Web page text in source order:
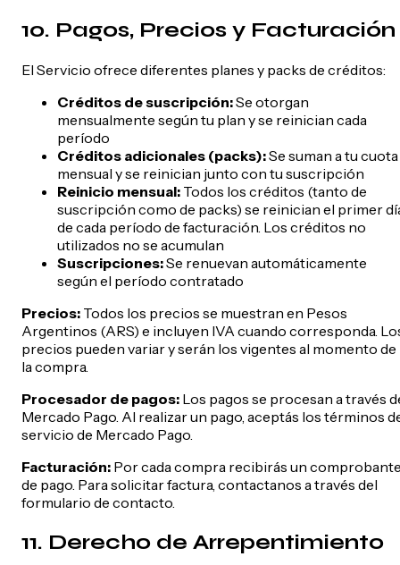
10. Pagos, Precios y Facturación
El Servicio ofrece diferentes planes y packs de créditos:
Créditos de suscripción:Se otorgan
mensualmente según tu plan y se reinician cada
período
Créditos adicionales (packs):Se suman a tu cuota
mensual y se reinician junto con tu suscripción
Reinicio mensual: Todos los créditos (tanto de
suscripción como de packs) se reinician el primer
de cada período de facturación. Los créditos no
utilizados no se acumulan
Suscripciones:Se renuevan automáticamente
según el período contratado
Precios: Todos los precios se muestran en Pesos
Argentinos (ARS) e incluyen IVA cuando corresponda.
precios pueden variar y serán los vigentes al momento de
la compra.
Procesador de pagos: Los pagos se procesan a través
Mercado Pago. Al realizar un pago, aceptás los términos
servicio de Mercado Pago.
Facturación: Por cada compra recibirás un
de pago. Para solicitar factura, contactanos a través del
formulario de contacto.
11. Derecho de Arrepentimiento